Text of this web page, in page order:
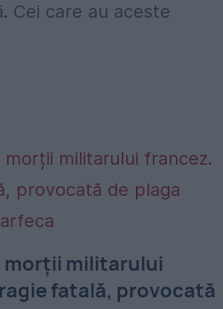
Cei care au aceste
morții militarului
fatală, provocată